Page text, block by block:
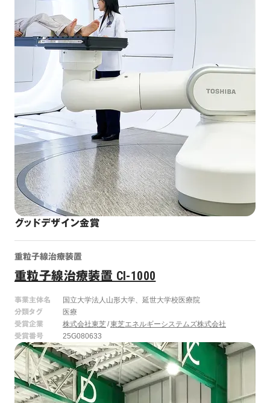
グッドデザイン金賞
重粒子線治療装置
重粒子線治療装置 CI-1000
事業主体名
国立大学法人山形大学、延世大学校医療院
分類タグ
医療
受賞企業
株式会社東芝 東芝エネルギーシステムズ株式会社
受賞番号
25G080633